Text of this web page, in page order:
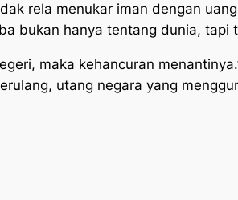
rela menukar iman dengan
bukan hanya tentang dunia, tapi
maka kehancuran
utang negara yang